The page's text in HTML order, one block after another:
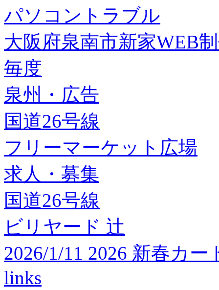
パソコントラブル
大阪府泉南市新家WEB
毎度
泉州・広告
国道26号線
フリーマーケット広場
求人・募集
国道26号線
ビリヤード 辻
2026/1/11 2026 新春カ
links